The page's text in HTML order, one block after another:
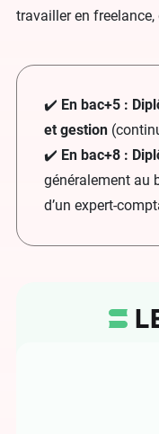
travailler en freelance,
✔️ En bac+5 :
et gestion
✔️ En bac+8 :
généralement au
d’un expert-